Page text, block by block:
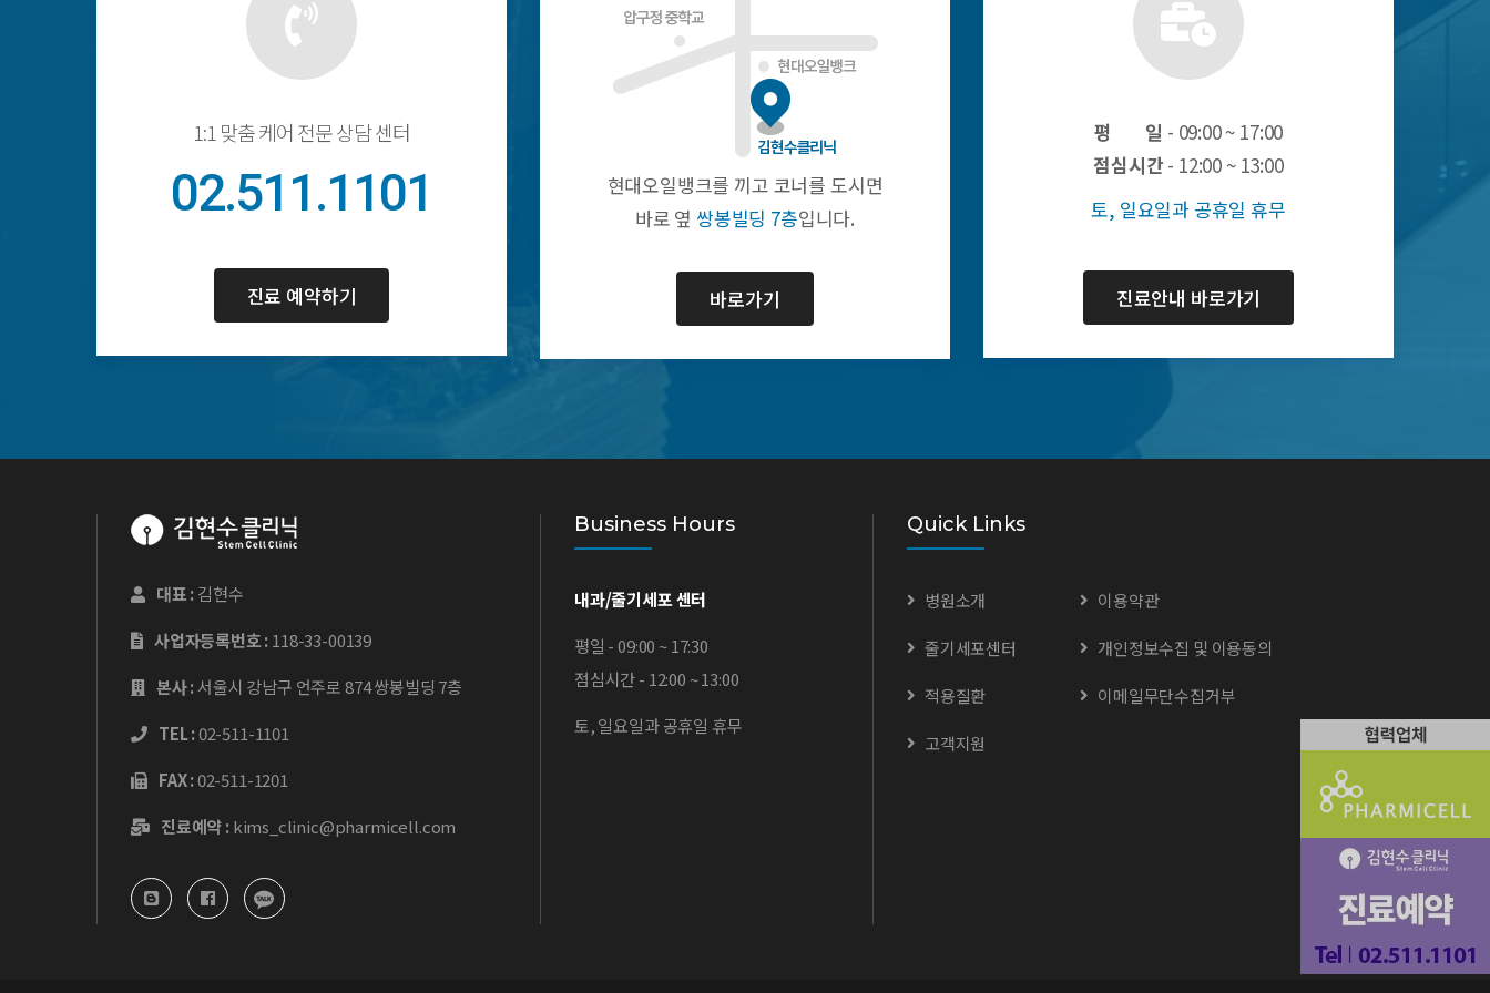
1:1 맞춤 케어 전문 상담 센터
02.511.1101
진료 예약하기
현대오일뱅크를 끼고 코너를 도시면
바로 옆 쌍봉빌딩 7층입니다.
바로가기
평 일 - 09:00 ~ 17:00
점심시간 - 12:00 ~ 13:00
토, 일요일과 공휴일 휴무
진료안내 바로가기
대표 :김현수
사업자등록번호 :118-33-00139
본사 :서울시 강남구 언주로 874 쌍봉빌딩 7층
TEL :02-511-1101
FAX :02-511-1201
진료예약 :kims_clinic@pharmicell.com
Business Hours
내과/줄기세포 센터
평일 - 09:00 ~ 17:30
점심시간 - 12:00 ~ 13:00
토, 일요일과 공휴일 휴무
Quick Links
병원소개
줄기세포센터
적용질환
고객지원
이용약관
개인정보수집 및 이용동의
이메일무단수집거부